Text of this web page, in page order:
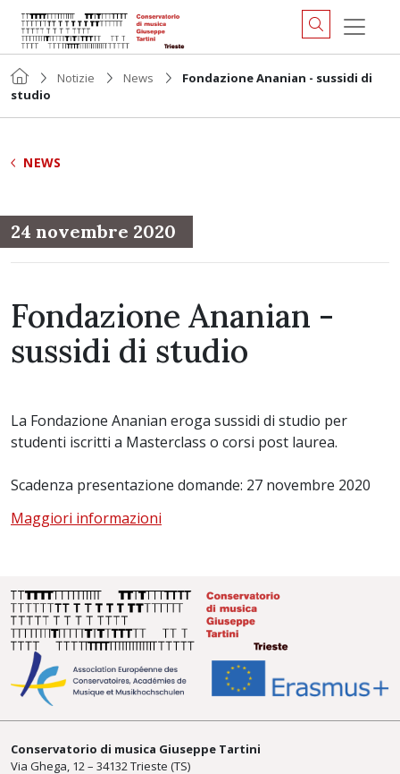
Notizie News
Fondazione Ananian - sussidi di
studio
NEWS
24 novembre 2020
Fondazione Ananian -
sussidi di studio
La Fondazione Ananian eroga sussidi di studio per
studenti iscritti a Masterclass o corsi post laurea.
Scadenza presentazione domande: 27 novembre 2020
Maggiori informazioni
Conservatorio di musica Giuseppe Tartini
Via Ghega, 12 – 34132 Trieste (TS)